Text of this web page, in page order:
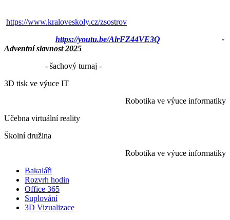
https://www.kraloveskoly.cz/zsostrov
https://youtu.be/AlrFZ44VE3Q -
Adventní slavnost 2025
- šachový turnaj -
3D tisk ve výuce IT
Robotika ve výuce informatiky
Učebna virtuální reality
Školní družina
Robotika ve výuce informatiky
Bakaláři
Rozvrh hodin
Office 365
Suplování
3D Vizualizace